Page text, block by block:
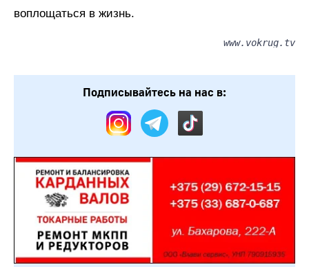
воплощаться в жизнь.
www.vokrug.tv
Подписывайтесь на нас в: